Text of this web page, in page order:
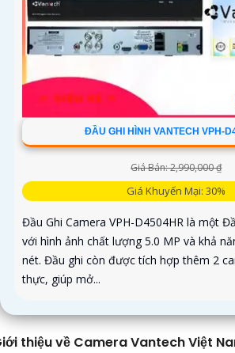
ĐẦU GHI HÌNH VANTECH VPH-
Giá Bán: 2,990,000 ₫
Giá Khuyến Mại: 30%
Đầu Ghi Camera VPH-D4504HR là một
với hình ảnh chất lượng 5.0 MP và khả
nét. Đầu ghi còn được tích hợp thêm 2
thực, giúp mở...
thiệu về Camera Vantech Việt